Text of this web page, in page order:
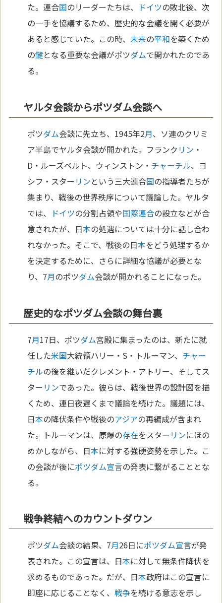
た。連合国のリーダーたちは、 ドイツの敗北後、次
の一手を協議するため、歴史的な会議を開く必要が
あると感じていた。この時、未来の平和を築くため
の鍵となる重要な会議がポツダムで開かれたのであ
る。
ヤルタ会談からポツダム会談へ
ポツダム会談に先立ち、1945年2月、ソ連のクリミ
ア半島でヤルタ会談が開かれた。フランク リン ・
D・ルーズベルト、ウィンストン・ チャーチル、ヨ
シフ・スター リンという三大連合国の指導者たちが
集まり、戦後の世界秩序について議論した。ヤルタ
では、
ドイツの分割占領や国際連合の設立などが合
意されたが、日本の処遇については十分に話し合わ
れなかった。そこで、戦後の日本をどう処理するか
を決定するために、さらに詳細な協議が必要とな
り、7月のポツダム会談が開かれることになった。
歴史的なポツダム会談の舞台裏
7月17日、ポツダム宮殿に集まったのは、新たに就
任した米国大統領ハリー・S・トルーマン、 チャー
チルの後を継いだクレメント・アトリー、そしてス
ター リンであった。彼らは、戦後世界の設計図を描
くため、連日夜遅くまで議論を続けた。議題には、
日本の降伏条件や戦後のアジアの再編成が含まれ
た。トルーマンは、原爆の存在をスター リンにほの
めかしながら、日本に対する強硬姿勢を示した。こ
の会談が後にポツダム宣言の発表に繋がることとな
る。
戦争終結へのカウントダウン
ポツダム会談の結果、7月26日にポツダム宣言が発
表された。この宣言は、日本に対して無条件降伏を
求めるものであった。だが、日本政府はこの宣言に
即座に応じることなく、戦争を続ける意志を示し